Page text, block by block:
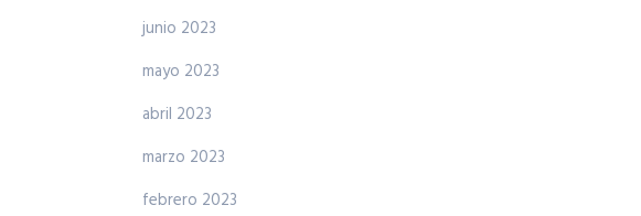
junio 2023
mayo 2023
abril 2023
marzo 2023
febrero 2023